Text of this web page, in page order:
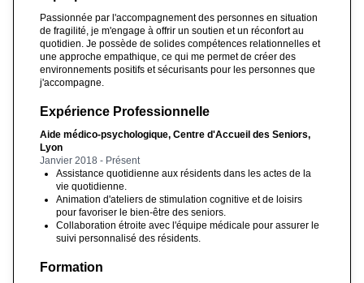
Passionnée par l'accompagnement des personnes en situation
de fragilité, je m'engage à offrir un soutien et un réconfort au
quotidien. Je possède de solides compétences relationnelles et
une approche empathique, ce qui me permet de créer des
environnements positifs et sécurisants pour les personnes que
j'accompagne.
Expérience Professionnelle
Aide médico-psychologique, Centre d'Accueil des Seniors,
Lyon
Janvier 2018 - Présent
Assistance quotidienne aux résidents dans les actes de la
vie quotidienne.
Animation d'ateliers de stimulation cognitive et de loisirs
pour favoriser le bien-être des seniors.
Collaboration étroite avec l'équipe médicale pour assurer le
suivi personnalisé des résidents.
Formation